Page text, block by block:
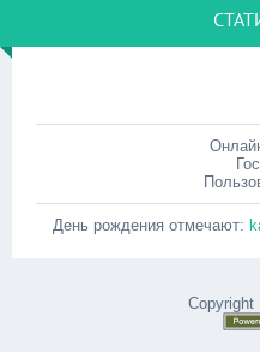
День рождения отмечают:
Copyright